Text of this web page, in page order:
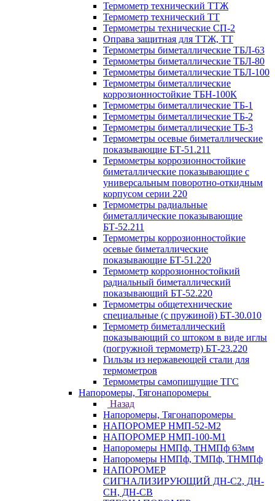
Термометр технический ТТЖ
Термометр технический ТТ
Термометры технические СП-2
Оправа защитная для ТТЖ, ТТ
Термометры биметаллические ТБЛ-63
Термометры биметаллические ТБЛ-80
Термометры биметаллические ТБЛ-100
Термометры биметаллические
коррозионностойкие ТБН-100К
Термометры биметаллические ТБ-1
Термометры биметаллические ТБ-2
Термометры биметаллические ТБ-3
Термометры осевые биметаллические
показывающие БТ-51.211
Термометры коррозионностойкие
биметаллические показывающие с
универсальным поворотно-откидным
корпусом серии 220
Термометры радиальные
биметаллические показывающие
БТ-52.211
Термометры коррозионностойкие
осевые биметаллические
показывающие БТ-51.220
Термометр коррозионностойкий
радиальный биметаллический
показывающий БТ-52.220
Термометры общетехнические
специальные (с пружиной) БТ-30.010
Термометр биметаллический
показывающий со штоком в виде иглы
(погружной термометр) БТ-23.220
Гильзы из нержавеющей стали для
термометров
Термометры самопишущие ТГС
Напоромеры, Тягонапоромеры
Назад
Напоромеры, Тягонапоромеры
НАПОРОМЕР НМП-52-М2
НАПОРОМЕР НМП-100-М1
Напоромеры НМПф, ТНМПф 63мм
Напоромеры НМПф, ТМПф, ТНМПф
НАПОРОМЕР
СИГНАЛИЗИРУЮЩИЙ ДН-С2, ДН-
СН, ДН-СВ